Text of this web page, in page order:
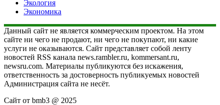
Экология
Экономика
Данный сайт не является коммерческим проектом. На этом
сайте ни чего не продают, ни чего не покупают, ни какие
услуги не оказываются. Сайт представляет собой ленту
новостей RSS канала news.rambler.ru, kommersant.ru,
newsru.com. Материалы публикуются без искажения,
ответственность за достоверность публикуемых новостей
Администрация сайта не несёт.
Сайт от bmb3 @ 2025